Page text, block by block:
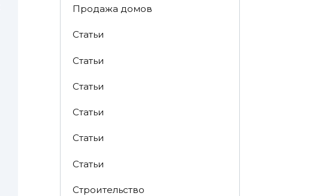
Продажа домов
Статьи
Статьи
Статьи
Статьи
Статьи
Статьи
Строительство